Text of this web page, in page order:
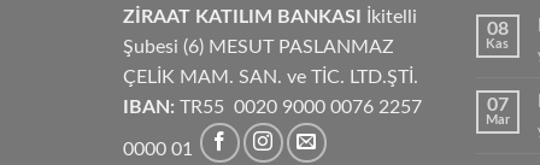
ZİRAAT KATILIM BANKASI
İkitelli
Şubesi (6) MESUT PASLANMAZ
ÇELİK MAM. SAN. ve TİC. LTD.ŞTİ.
IBAN: TR55 0020 9000 0076 2257
0000 01
08
Kas
07
Mar